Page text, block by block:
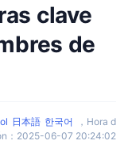
clave
de
日本語 한국어 ， Hora d
： 2025-06-07 20:24:02